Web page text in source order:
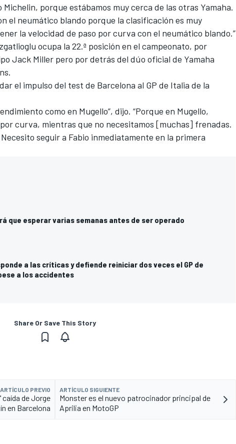
porque estábamos muy cerca de las otras Yamaha.
el neumático blando porque la clasificación es muy
la velocidad de paso por curva con el neumático blando.”
ocupa la 22.ª posición en el campeonato, por
Jack Miller pero por detrás del dúo oficial de Yamaha
.
el impulso del test de Barcelona al GP de Italia de la
como en Mugello”, dijo. “Porque en Mugello,
curva, mientras que no necesitamos [muchas] frenadas.
seguir a Fabio inmediatamente en la primera
que esperar varias semanas antes de ser operado
a las críticas y defiende reiniciar dos veces el GP de
a los accidentes
Share Or Save This Story
ARTÍCULO PREVIO
caída de Jorge
en Barcelona
ARTÍCULO SIGUIENTE
Monster es el nuevo patrocinador principal de
Aprilia en MotoGP